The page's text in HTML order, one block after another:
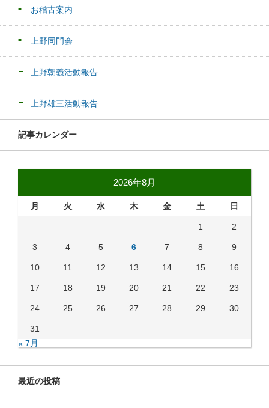
お稽古案内
上野同門会
上野朝義活動報告
上野雄三活動報告
記事カレンダー
2026年8月
月 火 水 木 金 土 日
1 2
3 4 5 6 7 8 9
10 11 12 13 14 15 16
17 18 19 20 21 22 23
24 25 26 27 28 29 30
31
« 7月
最近の投稿